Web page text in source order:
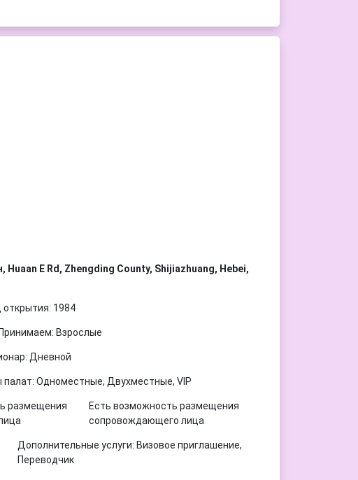
Huaan E Rd, Zhengding County, Shijiazhuang, Hebei,
открытия: 1984
Принимаем: Взрослые
Дневной
палат: Одноместные, Двухместные, VIP
Есть возможность размещения
сопровождающего лица
Дополнительные услуги: Визовое приглашение,
Переводчик